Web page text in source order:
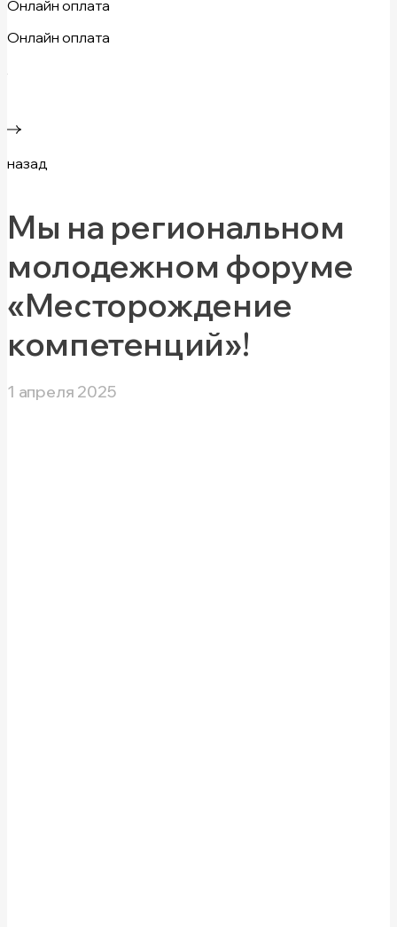
Онлайн оплата
Онлайн оплата
назад
Мы на региональном
молодежном форуме
«Месторождение
компетенций»!
1 апреля 2025